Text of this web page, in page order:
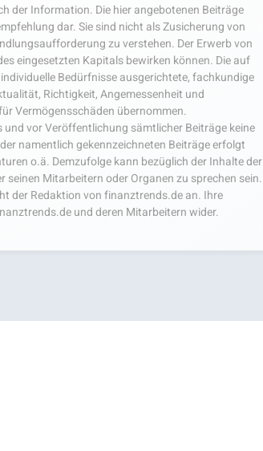
der Information. Die hier angebotenen Beiträge
dar. Sie sind nicht als Zusicherung von
zu verstehen. Der Erwerb von
eingesetzten Kapitals bewirken können. Die auf
Bedürfnisse ausgerichtete, fachkundige
Richtigkeit, Angemessenheit und
Vermögensschäden übernommen.
vor Veröffentlichung sämtlicher Beiträge keine
namentlich gekennzeichneten Beiträge erfolgt
o.ä. Demzufolge kann bezüglich der Inhalte der
Mitarbeitern oder Organen zu sprechen sein.
der Redaktion von finanztrends.de an. Ihre
und deren Mitarbeitern wider.